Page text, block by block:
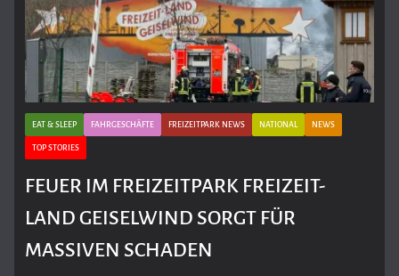
EAT & SLEEP FAHRGESCHÄFTE FREIZEITPARK NEWS NATIONAL NEWS
TOP STORIES
FEUER IM FREIZEITPARK FREIZEIT-
LAND GEISELWIND SORGT FÜR
MASSIVEN SCHADEN